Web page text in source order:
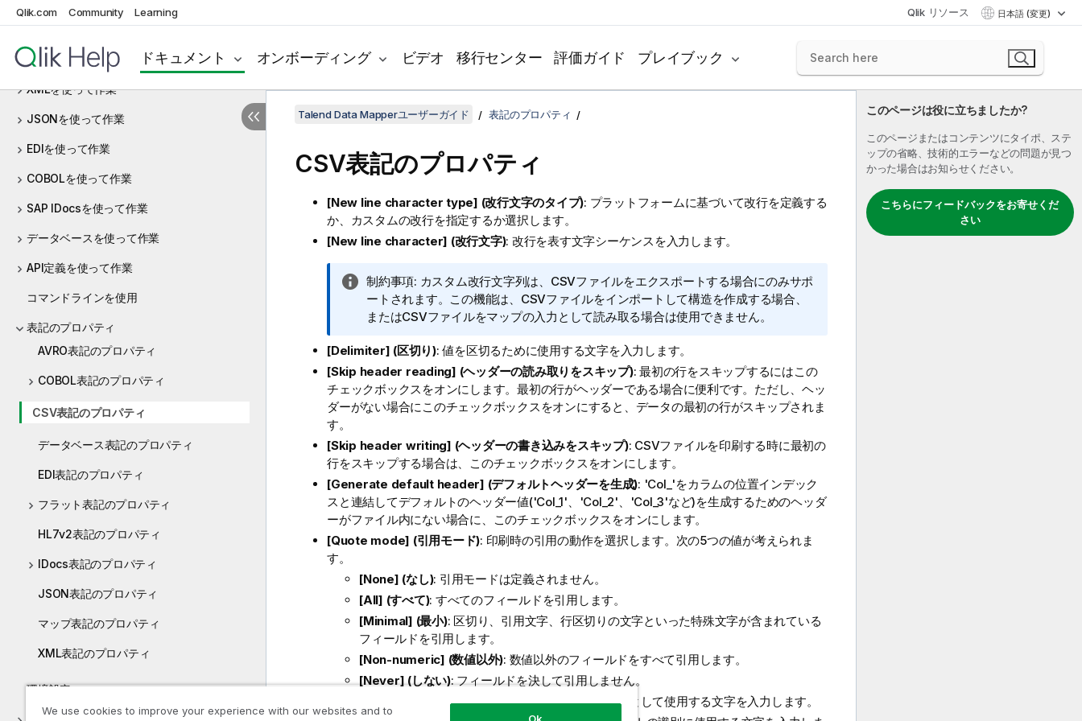
Qlik.com Community Learning Qlik リソース 日本語 (変更)
ドキュメント オンボーディング ビデオ 移行センター 評価ガイド プレイブック
ファンクションを使って作業
Avroスキーマ(Confluent Registry)で作業
XMLを使って作業
JSONを使って作業
EDIを使って作業
COBOLを使って作業
SAP IDocsを使って作業
データベースを使って作業
API定義を使って作業
コマンドラインを使用
表記のプロパティ
AVRO表記のプロパティ
COBOL表記のプロパティ
CSV表記のプロパティ
データベース表記のプロパティ
EDI表記のプロパティ
フラット表記のプロパティ
HL7v2表記のプロパティ
IDocs表記のプロパティ
JSON表記のプロパティ
マップ表記のプロパティ
XML表記のプロパティ
環境設定
このページは役に立ちましたか?
このページまたはコンテンツにタイポ、ステ
ップの省略、技術的エラーなどの問題が見つ
かった場合はお知らせください。
こちらにフィードバックをお寄せくだ
さい
Talend Data Mapperユーザーガイド 表記のプロパティ
CSV表記のプロパティ
[New line character type] (改行文字のタイプ): プラットフォームに基づいて改行を定義する
か、カスタムの改行を指定するか選択します。
[New line character] (改行文字): 改行を表す文字シーケンスを入力します。
情
報
メ
制約事項: カスタム改行文字列は、CSVファイルをエクスポートする場合にのみサポ
ートされます。この機能は、CSVファイルをインポートして構造を作成する場合、
またはCSVファイルをマップの入力として読み取る場合は使用できません。
[Delimiter] (区切り): 値を区切るために使用する文字を入力します。
[Skip header reading] (ヘッダーの読み取りをスキップ): 最初の行をスキップするにはこの
チェックボックスをオンにします。最初の行がヘッダーである場合に便利です。ただし、ヘッ
ダーがない場合にこのチェックボックスをオンにすると、データの最初の行がスキップされま
す。
[Skip header writing] (ヘッダーの書き込みをスキップ): CSVファイルを印刷する時に最初の
行をスキップする場合は、このチェックボックスをオンにします。
[Generate default header] (デフォルトヘッダーを生成): 'Col_'をカラムの位置インデック
スと連結してデフォルトのヘッダー値('Col_1'、'Col_2'、'Col_3'など)を生成するためのヘッダ
ーがファイル内にない場合に、このチェックボックスをオンにします。
[Quote mode] (引用モード): 印刷時の引用の動作を選択します。次の5つの値が考えられま
す。
[None] (なし): 引用モードは定義されません。
[All] (すべて): すべてのフィールドを引用します。
[Minimal] (最小): 区切り、引用文字、行区切りの文字といった特殊文字が含まれている
フィールドを引用します。
[Non-numeric] (数値以外): 数値以外のフィールドをすべて引用します。
[Never] (しない): フィールドを決して引用しません。
[Quote character] (引用文字): 値のカプセル化マーカーとして使用する文字を入力します。
We use cookies to improve your experience with our websites and to